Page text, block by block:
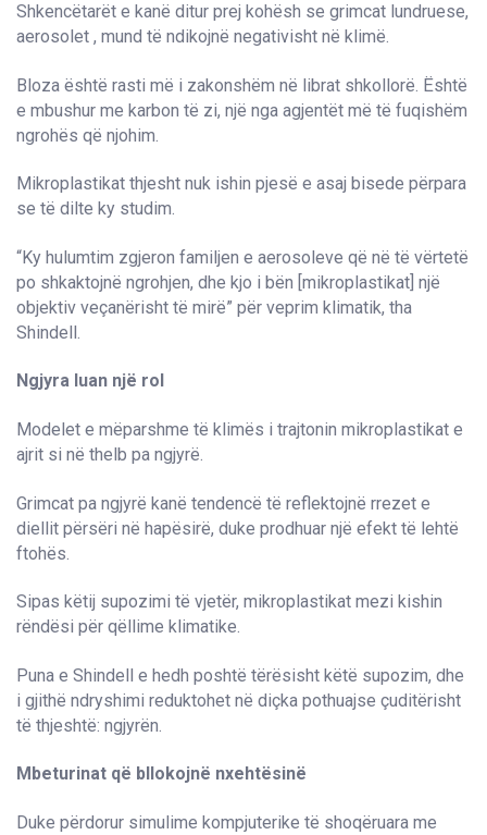
Shkencëtarët e kanë ditur prej kohësh se grimcat lundruese,
aerosolet , mund të ndikojnë negativisht në klimë.
Bloza është rasti më i zakonshëm në librat shkollorë. Është
e mbushur me karbon të zi, një nga agjentët më të fuqishëm
ngrohës që njohim.
Mikroplastikat thjesht nuk ishin pjesë e asaj bisede përpara
se të dilte ky studim.
“Ky hulumtim zgjeron familjen e aerosoleve që në të vërtetë
po shkaktojnë ngrohjen, dhe kjo i bën [mikroplastikat] një
objektiv veçanërisht të mirë” për veprim klimatik, tha
Shindell.
Ngjyra luan një rol
Modelet e mëparshme të klimës i trajtonin mikroplastikat e
ajrit si në thelb pa ngjyrë.
Grimcat pa ngjyrë kanë tendencë të reflektojnë rrezet e
diellit përsëri në hapësirë, duke prodhuar një efekt të lehtë
ftohës.
Sipas këtij supozimi të vjetër, mikroplastikat mezi kishin
rëndësi për qëllime klimatike.
Puna e Shindell e hedh poshtë tërësisht këtë supozim, dhe
i gjithë ndryshimi reduktohet në diçka pothuajse çuditërisht
të thjeshtë: ngjyrën.
Mbeturinat që bllokojnë nxehtësinë
Duke përdorur simulime kompjuterike të shoqëruara me